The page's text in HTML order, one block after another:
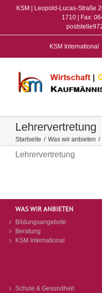
KSM | Leopold-Lucas-Straße
1710 | Fax:
KSM International
Lehrervertretung
Startseite / Was wir anbieten /
Lehrervertretung
WAS WIR ANBIETEN
Bildungsangebote
Beratung
KSM International
Schule & Gesundheit